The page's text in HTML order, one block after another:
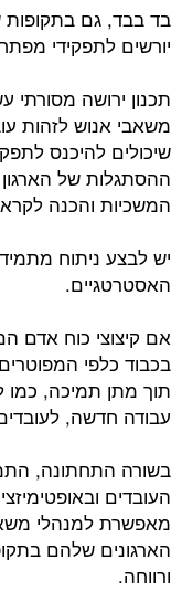
בד בבד, גם
יורשים לתפקידי
תכנון ירושה מסורתי
משאבי אנוש לזהות
שיכולים להיכנס
ההסתגלות של
המשכיות והכנה
יש לבצע ניתוח
האסטרטגיים.
אם קיצוצי כוח אדם
בכבוד כלפי
תוך מתן תמיכה, כמו
עבודה חדשה,
בשורה התחתונה,
העובדים
מאפשרת למנהלי
הארגונים שלהם
ורווחה.